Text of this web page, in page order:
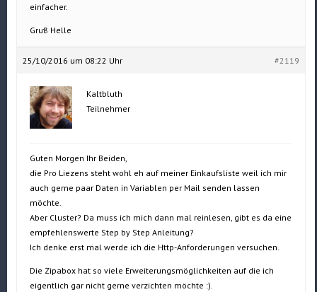
einfacher.
Gruß Helle
25/10/2016 um 08:22 Uhr #2119
Kaltbluth
Teilnehmer
Guten Morgen Ihr Beiden,
die Pro Liezens steht wohl eh auf meiner Einkaufsliste weil ich mir
auch gerne paar Daten in Variablen per Mail senden lassen
möchte.
Aber Cluster? Da muss ich mich dann mal reinlesen, gibt es da eine
empfehlenswerte Step by Step Anleitung?
Ich denke erst mal werde ich die Http-Anforderungen versuchen.
Die Zipabox hat so viele Erweiterungsmöglichkeiten auf die ich
eigentlich gar nicht gerne verzichten möchte :).